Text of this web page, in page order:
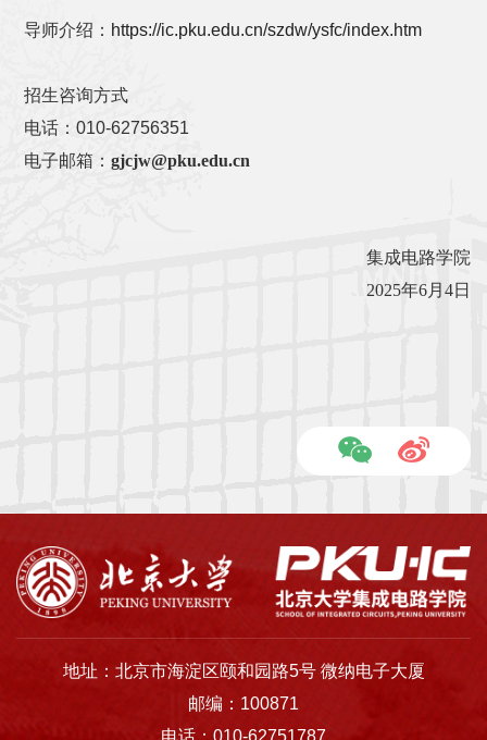
导师介绍： https://ic.pku.edu.cn/szdw/ysfc/index.htm
招生咨询方式
电话：010-62756351
电子邮箱： gjcjw@pku.edu.cn
集成电路学院
2025年6月4日
地址：北京市海淀区颐和园路5号 微纳电子大厦
邮编：100871
电话：010-62751787